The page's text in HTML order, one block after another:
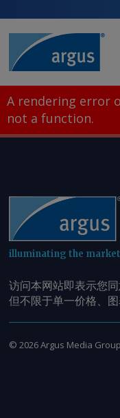
A rendering error
not a function.
illuminating the
访问本网站即表示您
但不限于单一价格、图
© 2026Argus Media